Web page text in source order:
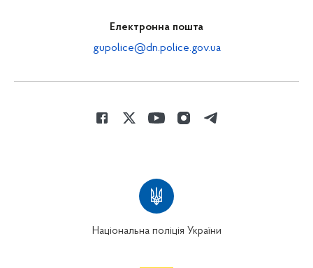
Електронна пошта
gupolice@dn.police.gov.ua
Національна поліція України